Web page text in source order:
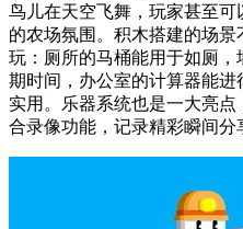
鸟儿在天空飞舞，玩家甚至
的农场氛围。积木搭建的场
玩：厕所的马桶能用于如厕，
期时间，办公室的计算器能进
实用。乐器系统也是一大亮
合录像功能，记录精彩瞬间分